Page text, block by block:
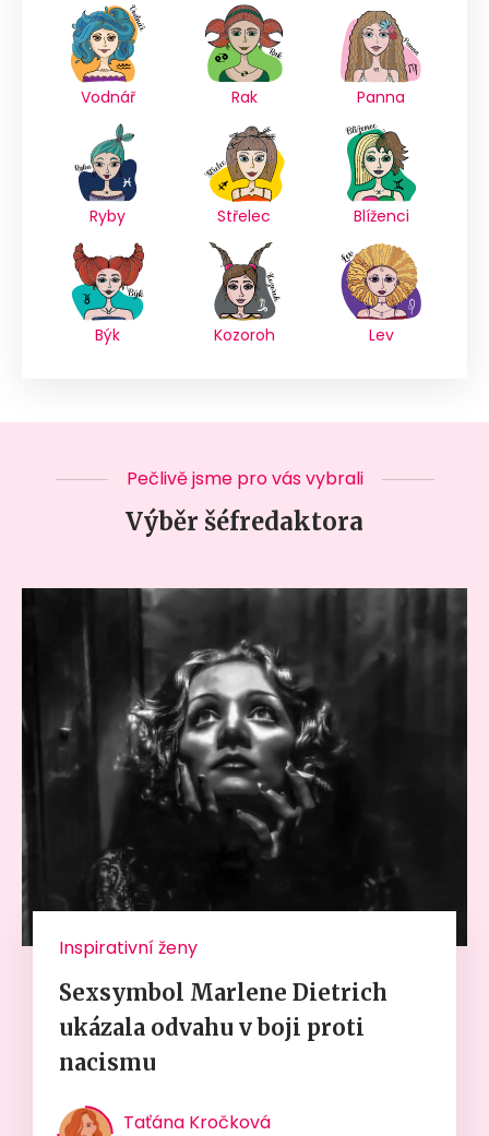
Vodnář Rak Panna
Ryby Střelec Blíženci
Býk Kozoroh Lev
Pečlivě jsme pro vás vybrali
Výběr šéfredaktora
Inspirativní ženy
Sexsymbol Marlene Dietrich
ukázala odvahu v boji proti
nacismu
Taťána Kročková